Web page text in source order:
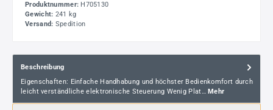
Produktnummer: H705130
Gewicht: 241 kg
Versand: Spedition
Beschreibung
Eigenschaften: Einfache Handhabung und höchster Bedienkomfort durch
leicht verständliche elektronische Steuerung Wenig Plat… Mehr